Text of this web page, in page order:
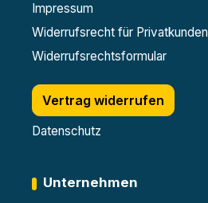
Impressum
Widerrufsrecht für Privatkunden
Widerrufsrechtsformular
Vertrag widerrufen
Datenschutz
Unternehmen